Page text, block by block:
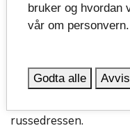
Vi vil også at dere
de samme lover og
russ eller har på seg
faktisk enda mer
russedressen.
bruker og hvordan
vår om personvern.
Godta alle